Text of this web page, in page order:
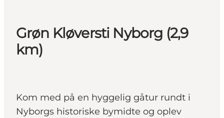
Grøn Kløversti Nyborg (2,9
km)
Kom med på en hyggelig gåtur rundt i
Nyborgs historiske bymidte og oplev